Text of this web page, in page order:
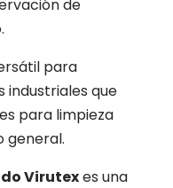
de
para
industriales que
para limpieza
general.
Virutexes una